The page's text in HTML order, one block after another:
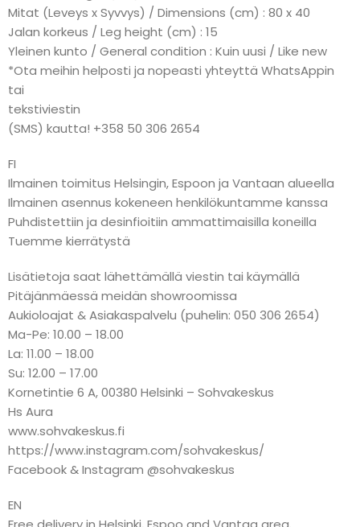
Mitat (Leveys x Syvvys) / Dimensions (cm) : 80 x 40
Jalan korkeus / Leg height (cm) : 15
Yleinen kunto / General condition : Kuin uusi / Like new
*Ota meihin helposti ja nopeasti yhteyttä WhatsAppin
tai
tekstiviestin
(SMS) kautta! +358 50 306 2654
FI
Ilmainen toimitus Helsingin, Espoon ja Vantaan alueella
Ilmainen asennus kokeneen henkilökuntamme kanssa
Puhdistettiin ja desinfioitiin ammattimaisilla koneilla
Tuemme kierrätystä
Lisätietoja saat lähettämällä viestin tai käymällä
Pitäjänmäessä meidän showroomissa
Aukioloajat & Asiakaspalvelu (puhelin: 050 306 2654)
Ma-Pe: 10.00 – 18.00
La: 11.00 – 18.00
Su: 12.00 – 17.00
Kornetintie 6 A, 00380 Helsinki – Sohvakeskus
Hs Aura
www.sohvakeskus.fi
https://www.instagram.com/sohvakeskus/
Facebook & Instagram @sohvakeskus
EN